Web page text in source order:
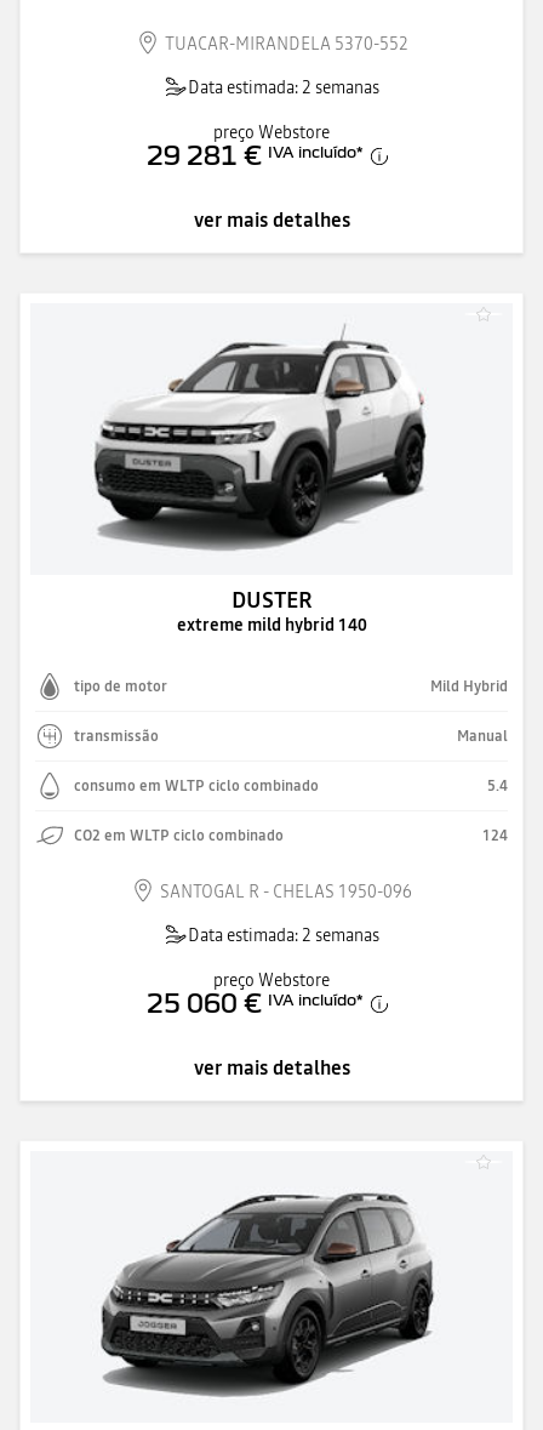
TUACAR-MIRANDELA 5370-552
Data estimada: 2 semanas
preço Webstore
29 281 € IVA incluído*
ver mais detalhes
DUSTER
extreme mild hybrid 140
tipo de motor Mild Hybrid
transmissão Manual
consumo em WLTP ciclo combinado 5.4
CO2 em WLTP ciclo combinado 124
SANTOGAL R - CHELAS 1950-096
Data estimada: 2 semanas
preço Webstore
25 060 € IVA incluído*
ver mais detalhes